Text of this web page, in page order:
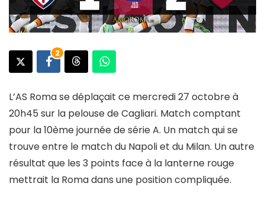
2
L’AS Roma se déplaçait ce mercredi 27 octobre à
20h45 sur la pelouse de Cagliari. Match comptant
pour la 10ème journée de série A. Un match qui se
trouve entre le match du Napoli et du Milan. Un autre
résultat que les 3 points face à la lanterne rouge
mettrait la Roma dans une position compliquée.